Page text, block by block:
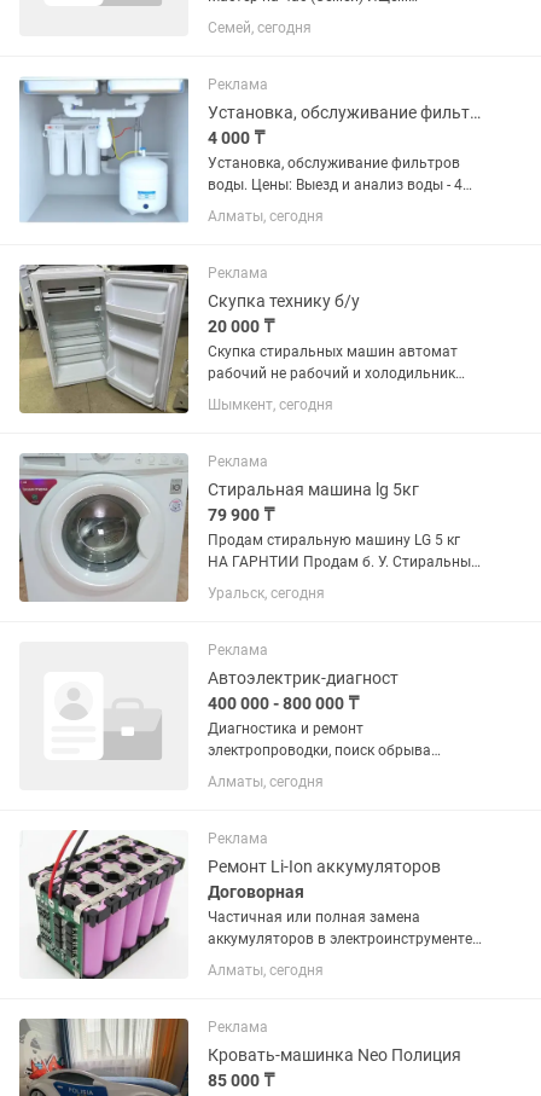
дисциплинированных профессионалов
для долгосрочного сотрудничества.
(строго по согласованию). Формат...
Семей, сегодня
Реклама
Установка, обслуживание фильтров воды.
4 000 ₸
Установка, обслуживание фильтров
воды. Цены: Выезд и анализ воды - 4
000 Установка трехступенчатого
фильтра - 8 000 Установка фильтра
картриджей - 2000 за...
Алматы, сегодня
Реклама
Скупка технику б/у
20 000 ₸
Скупка стиральных машин автомат
рабочий не рабочий и холодильник
.ремонт стиральных машинок замена
Тэна насоса и амортизатор ремонт
Шымкент, сегодня
Реклама
Стиральная машина lg 5кг
79 900 ₸
Продам стиральную машину LG 5 кг
НА ГАРНТИИ Продам б. У. Стиральные
машинки в отличном рабочем
состоянии. -10000 за вашу сломанную.
обмен старой на новую. Все машинки...
Уральск, сегодня
Реклама
Автоэлектрик-диагност
400 000 - 800 000 ₸
Диагностика и ремонт
электропроводки, поиск обрыва
Ремонт ЭБУ Знание и расшифровка
кодов ошибок Диагностика и ремонт
Диагностика при помощи сканера
(поиск ошибок) и их...
Алматы, сегодня
Реклама
Ремонт Li-Ion аккумуляторов
Договорная
Частичная или полная замена
аккумуляторов в электроинструменте
контактной сваркой. Аккумуляторные
шуруповерты, умные пылесосы, ручные
лобзики, кусторезки,...
Алматы, сегодня
Реклама
Кровать-машинка Neo Полиция
85 000 ₸